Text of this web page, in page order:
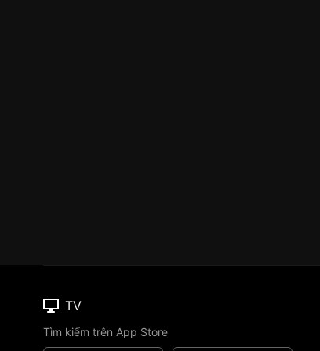
TV
Tìm kiếm trên App Store